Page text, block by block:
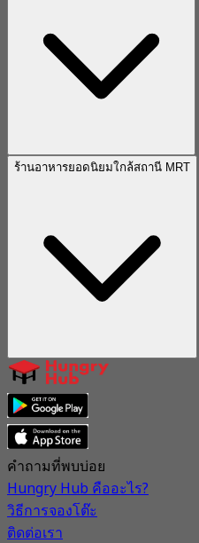
ร้านอาหารยอดนิยมใกล้สถานี MRT
คำถามที่พบบ่อย
Hungry Hub คืออะไร?
วิธีการจองโต๊ะ
ติดต่อเรา